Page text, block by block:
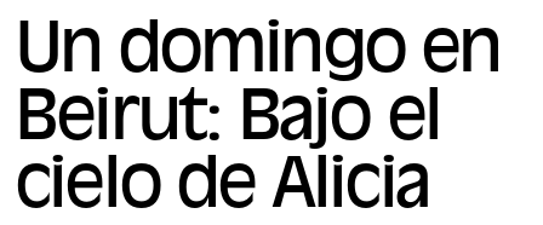
Un domingo en
Beirut: Bajo el
cielo de Alicia